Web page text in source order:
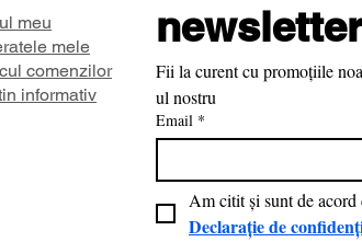
meu
mele
comenzilor
informativ
Fii la curent cu promoțiile
ul nostru
Email *
Declarație de